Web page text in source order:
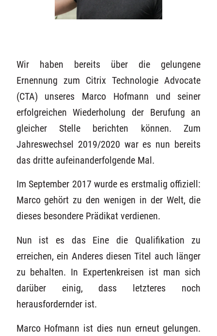
Wir haben bereits über die gelungene
Ernennung zum Citrix Technologie Advocate
(CTA) unseres Marco Hofmann und seiner
erfolgreichen Wiederholung der Berufung an
gleicher Stelle berichten können. Zum
Jahreswechsel 2019/2020 war es nun bereits
das dritte aufeinanderfolgende Mal.
Im September 2017 wurde es erstmalig offiziell:
Marco gehört zu den wenigen in der Welt, die
dieses besondere Prädikat verdienen.
Nun ist es das Eine die Qualifikation zu
erreichen, ein Anderes diesen Titel auch länger
zu behalten. In Expertenkreisen ist man sich
darüber einig, dass letzteres noch
herausfordernder ist.
Marco Hofmann ist dies nun erneut gelungen.